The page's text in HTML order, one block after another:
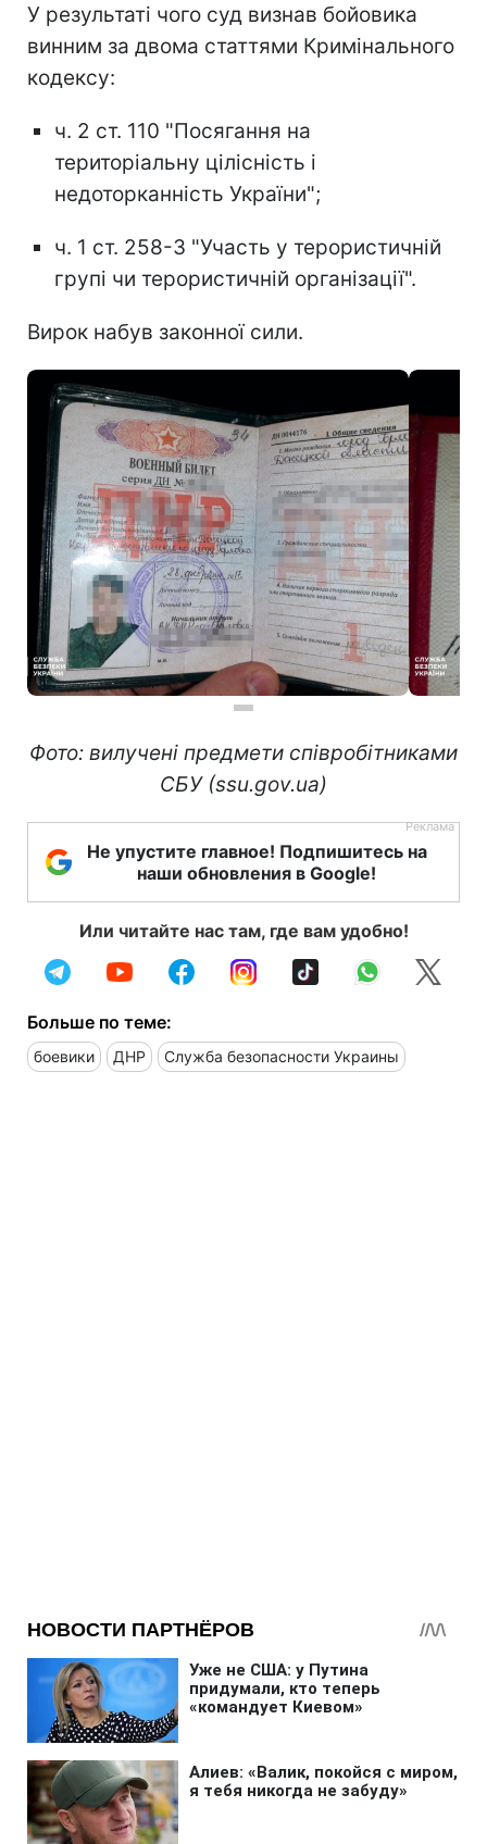
У результаті чого суд визнав бойовика
винним за двома статтями Кримінального
кодексу:
ч. 2 ст. 110 "Посягання на
територіальну цілісність і
недоторканність України";
ч. 1 ст. 258-3 "Участь у терористичній
групі чи терористичній організації".
Вирок набув законної сили.
Фото: вилучені предмети співробітниками
СБУ (ssu.gov.ua)
Не упустите главное! Подпишитесь на
наши обновления в Google!
Или читайте нас там, где вам удобно!
Больше по теме:
боевики ДНР Служба безопасности Украины